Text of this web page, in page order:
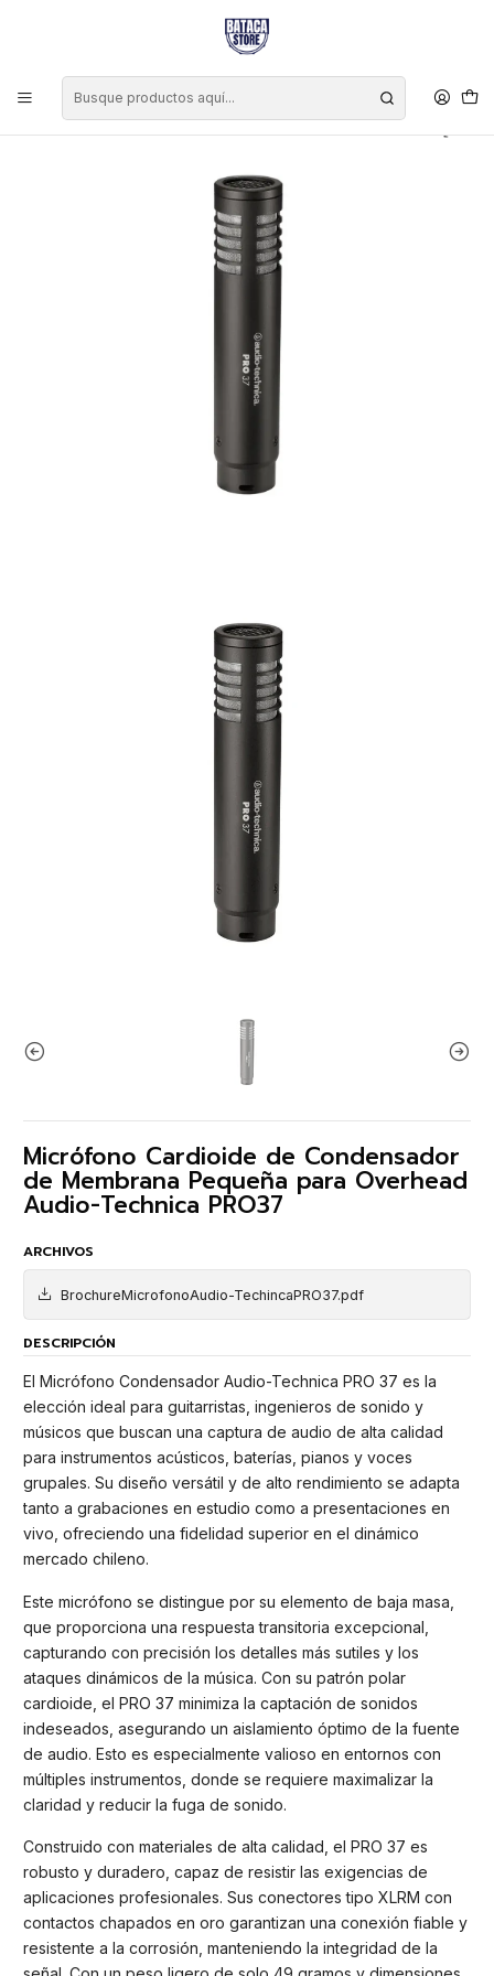
Audio y Grabación Microfonía
Micrófono Cardioide de Condensador de Membrana Pequeña para
Overhead Audio-Technica PRO37
Micrófono Cardioide de Condensador
de Membrana Pequeña para Overhead
Audio-Technica PRO37
ARCHIVOS
BrochureMicrofonoAudio-TechincaPRO37.pdf
DESCRIPCIÓN
El Micrófono Condensador Audio-Technica PRO 37 es la
elección ideal para guitarristas, ingenieros de sonido y
músicos que buscan una captura de audio de alta calidad
para instrumentos acústicos, baterías, pianos y voces
grupales. Su diseño versátil y de alto rendimiento se adapta
tanto a grabaciones en estudio como a presentaciones en
vivo, ofreciendo una fidelidad superior en el dinámico
mercado chileno.
Este micrófono se distingue por su elemento de baja masa,
que proporciona una respuesta transitoria excepcional,
capturando con precisión los detalles más sutiles y los
ataques dinámicos de la música. Con su patrón polar
cardioide, el PRO 37 minimiza la captación de sonidos
indeseados, asegurando un aislamiento óptimo de la fuente
de audio. Esto es especialmente valioso en entornos con
múltiples instrumentos, donde se requiere maximalizar la
claridad y reducir la fuga de sonido.
Construido con materiales de alta calidad, el PRO 37 es
robusto y duradero, capaz de resistir las exigencias de
aplicaciones profesionales. Sus conectores tipo XLRM con
contactos chapados en oro garantizan una conexión fiable y
resistente a la corrosión, manteniendo la integridad de la